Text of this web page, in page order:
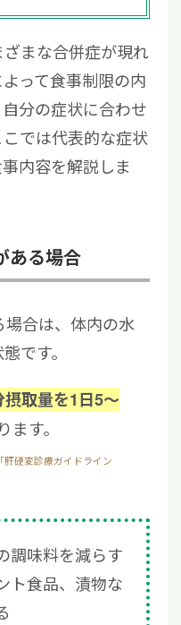
まな合併症が現れ
って食事制限の内
分の症状に合わせ
では代表的な症状
内容を解説しま
ある場合
合は、体内の水
です。
摂取量を1日5〜
ます。
硬変診療ガイドライン
調味料を減らす
ト食品、漬物な